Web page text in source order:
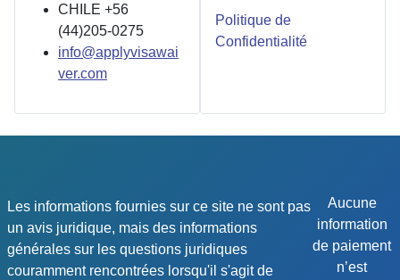
CHILE +56
(44)205-0275
info@applyvisawai
ver.com
Politique de
Confidentialité
Les informations fournies sur ce site ne sont pas
un avis juridique, mais des informations
générales sur les questions juridiques
couramment rencontrées lorsqu'il s'agit de
Aucune
information
de paiement
n’est